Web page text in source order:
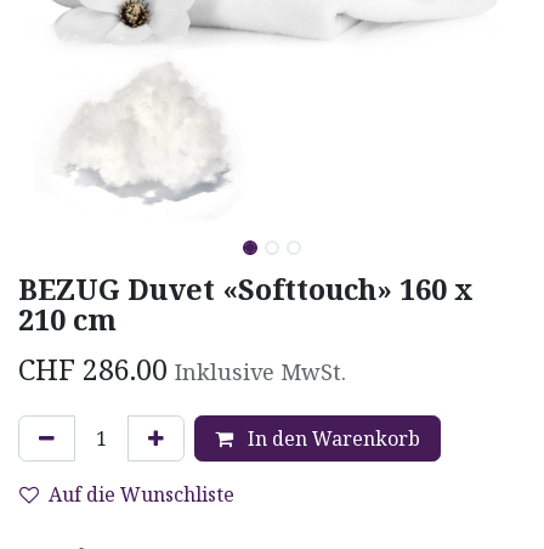
BEZUG Duvet «Softtouch» 160 x
210 cm
CHF 286.00 Inklusive MwSt.
In den Warenkorb
Auf die Wunschliste